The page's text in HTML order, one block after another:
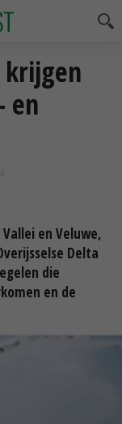
en
en Veluwe,
Delta
die
en de